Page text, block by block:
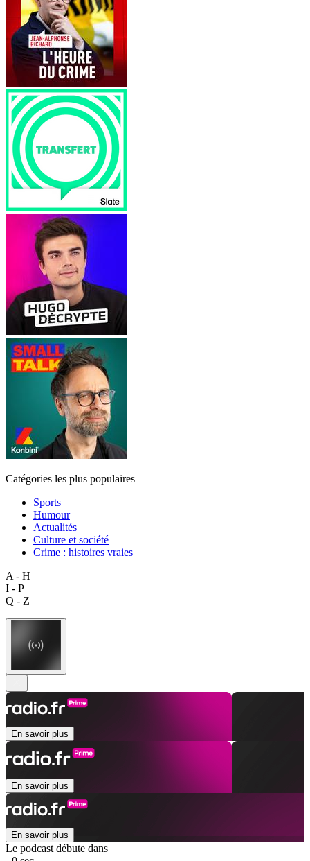
Catégories les plus populaires
Sports
Humour
Actualités
Culture et société
Crime : histoires vraies
A - H
I - P
Q - Z
En savoir plus
En savoir plus
En savoir plus
Le podcast débute dans